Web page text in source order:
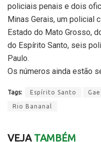
policiais penais e dois
Minas Gerais, um policial
Estado do Mato Grosso,
do Espírito Santo, seis
Paulo.
Os números ainda estão
Tags: Espírito Santo
Rio Bananal
VEJATAMBÉM